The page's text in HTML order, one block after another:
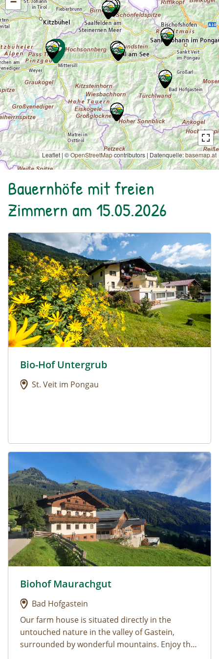
Leaflet | ©OpenStreetMapcontributors | Datenquelle:basemap.at
Bauernhöfe mit freien
Zimmern am 15.05.2026
Urlaub am Bauernhof: Bio-Hof Untergrub
Urlaub am Bauernhof: Bio-Hof Untergrub
Bio-Hof Untergrub
St. Veit im Pongau
Urlaub am Bauernhof: Biohof Maurachgut
Urlaub am Bauernhof: Biohof Maurachgut
Biohof Maurachgut
Bad Hofgastein
Our farm house is situated directly in the
untouched nature in the valley of Gastein,
surrounded by wonderful mountains. Enjoy the